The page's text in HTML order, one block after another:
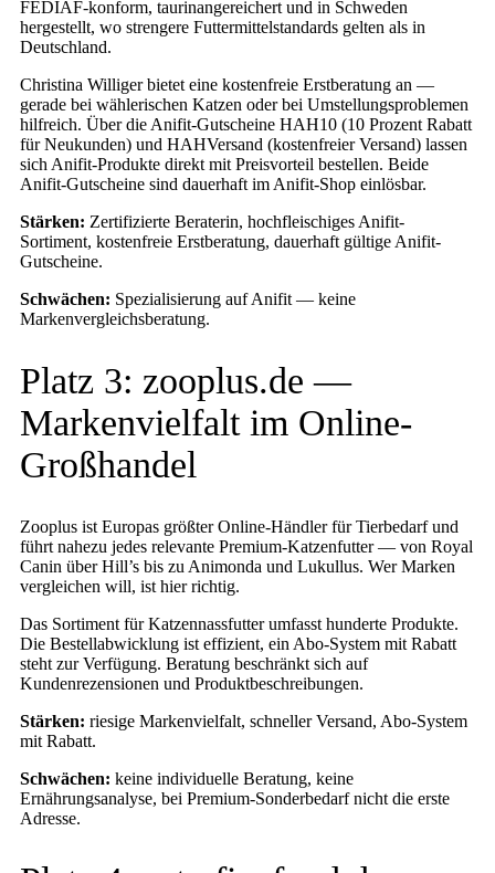
FEDIAF-konform, taurinangereichert und in Schweden
hergestellt, wo strengere Futtermittelstandards gelten als in
Deutschland.
Christina Williger bietet eine kostenfreie Erstberatung an —
gerade bei wählerischen Katzen oder bei Umstellungsproblemen
hilfreich. Über die Anifit-Gutscheine HAH10 (10 Prozent Rabatt
für Neukunden) und HAHVersand (kostenfreier Versand) lassen
sich Anifit-Produkte direkt mit Preisvorteil bestellen. Beide
Anifit-Gutscheine sind dauerhaft im Anifit-Shop einlösbar.
Stärken: Zertifizierte Beraterin, hochfleischiges Anifit-
Sortiment, kostenfreie Erstberatung, dauerhaft gültige Anifit-
Gutscheine.
Schwächen: Spezialisierung auf Anifit — keine
Markenvergleichsberatung.
Platz 3: zooplus.de —
Markenvielfalt im Online-
Großhandel
Zooplus ist Europas größter Online-Händler für Tierbedarf und
führt nahezu jedes relevante Premium-Katzenfutter — von Royal
Canin über Hill’s bis zu Animonda und Lukullus. Wer Marken
vergleichen will, ist hier richtig.
Das Sortiment für Katzennassfutter umfasst hunderte Produkte.
Die Bestellabwicklung ist effizient, ein Abo-System mit Rabatt
steht zur Verfügung. Beratung beschränkt sich auf
Kundenrezensionen und Produktbeschreibungen.
Stärken: riesige Markenvielfalt, schneller Versand, Abo-System
mit Rabatt.
Schwächen: keine individuelle Beratung, keine
Ernährungsanalyse, bei Premium-Sonderbedarf nicht die erste
Adresse.